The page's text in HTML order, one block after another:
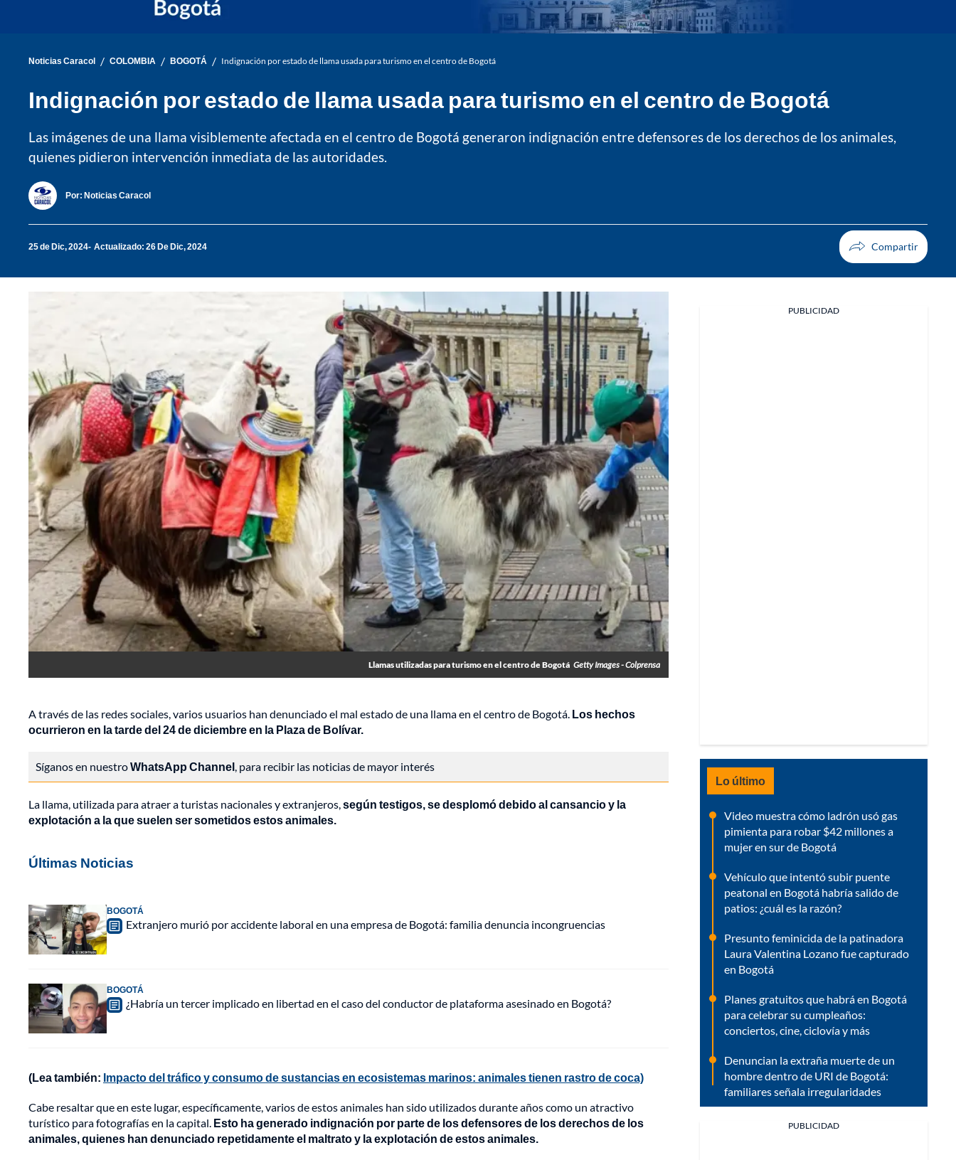
Noticias Caracol / COLOMBIA / BOGOTÁ / Indignación por estado de llama usada para turismo en el centro de Bogotá
Indignación por estado de llama usada para turismo en el centro de Bogotá
Las imágenes de una llama visiblemente afectada en el centro de Bogotá generaron indignación entre defensores de los derechos de los animales,
quienes pidieron intervención inmediata de las autoridades.
Por: Noticias Caracol
25 de Dic, 2024 Actualizado: 26 De Dic, 2024
Llamas utilizadas para turismo en el centro de Bogotá Getty Images - Colprensa
A través de las redes sociales, varios usuarios han denunciado el mal estado de una llama en el centro de Bogotá. Los hechos
ocurrieron en la tarde del 24 de diciembre en la Plaza de Bolívar.
Síganos en nuestroWhatsApp Channel, para recibir las noticias de mayor interés
La llama, utilizada para atraer a turistas nacionales y extranjeros,según testigos, se desplomó debido al cansancio y la
explotación a la que suelen ser sometidos estos animales.
Últimas Noticias
BOGOTÁ
Extranjero murió por accidente laboral en una empresa de Bogotá: familia denuncia incongruencias
BOGOTÁ
¿Habría un tercer implicado en libertad en el caso del conductor de plataforma asesinado en Bogotá?
(Lea también: Impacto del tráfico y consumo de sustancias en ecosistemas marinos: animales tienen rastro de coca)
Cabe resaltar que en este lugar, específicamente, varios de estos animales han sido utilizados durante años como un atractivo
turístico para fotografías en la capital. Esto ha generado indignación por parte de los defensores de los derechos de los
animales, quienes han denunciado repetidamente el maltrato y la explotación de estos animales.
PUBLICIDAD
Lo último
Video muestra cómo ladrón usó gas
pimienta para robar $42 millones a
mujer en sur de Bogotá
Vehículo que intentó subir puente
peatonal en Bogotá habría salido de
patios: ¿cuál es la razón?
Presunto feminicida de la patinadora
Laura Valentina Lozano fue capturado
en Bogotá
Planes gratuitos que habrá en Bogotá
para celebrar su cumpleaños:
conciertos, cine, ciclovía y más
Denuncian la extraña muerte de un
hombre dentro de URI de Bogotá:
familiares señala irregularidades
PUBLICIDAD